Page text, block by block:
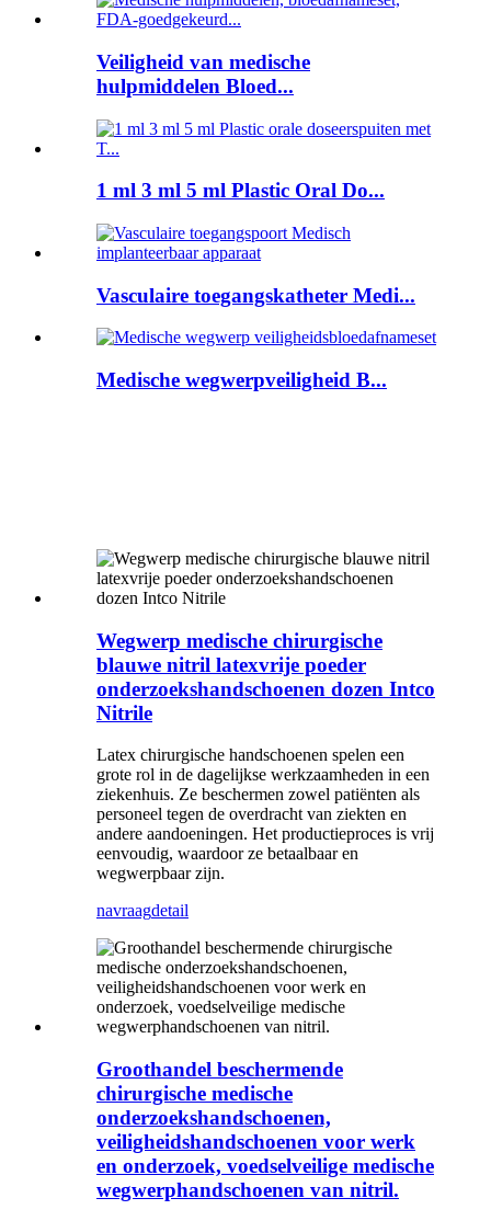
Veiligheid van medische
hulpmiddelen Bloed...
1 ml 3 ml 5 ml Plastic Oral Do...
Vasculaire toegangskatheter Medi...
Medische wegwerpveiligheid B...
Wegwerp medische chirurgische
blauwe nitril latexvrije poeder
onderzoekshandschoenen dozen Intco
Nitrile
Latex chirurgische handschoenen spelen een
grote rol in de dagelijkse werkzaamheden in een
ziekenhuis. Ze beschermen zowel patiënten als
personeel tegen de overdracht van ziekten en
andere aandoeningen. Het productieproces is vrij
eenvoudig, waardoor ze betaalbaar en
wegwerpbaar zijn.
navraagdetail
Groothandel beschermende
chirurgische medische
onderzoekshandschoenen,
veiligheidshandschoenen voor werk
en onderzoek, voedselveilige medische
wegwerphandschoenen van nitril.